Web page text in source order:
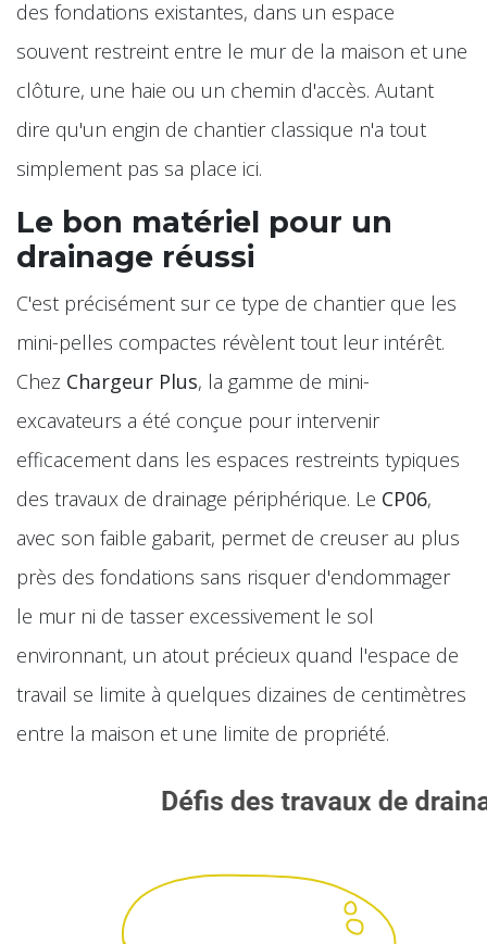
des fondations existantes, dans un espace
souvent restreint entre le mur de la maison et une
clôture, une haie ou un chemin d'accès. Autant
dire qu'un engin de chantier classique n'a tout
simplement pas sa place ici.
Le bon matériel pour un
drainage réussi
C'est précisément sur ce type de chantier que les
mini-pelles compactes révèlent tout leur intérêt.
Chez Chargeur Plus, la gamme de mini-
excavateurs a été conçue pour intervenir
efficacement dans les espaces restreints typiques
des travaux de drainage périphérique. Le CP06,
avec son faible gabarit, permet de creuser au plus
près des fondations sans risquer d'endommager
le mur ni de tasser excessivement le sol
environnant, un atout précieux quand l'espace de
travail se limite à quelques dizaines de centimètres
entre la maison et une limite de propriété.